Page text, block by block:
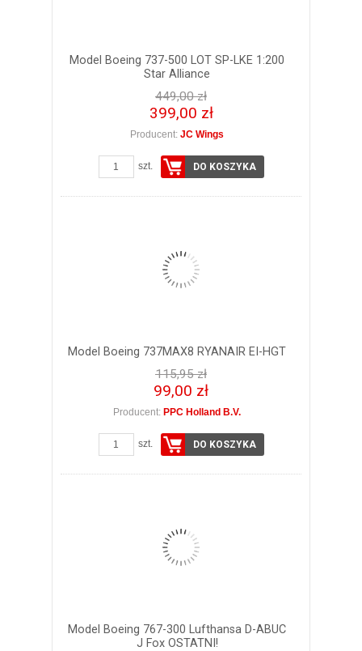
Model Boeing 737-500 LOT SP-LKE 1:200
Star Alliance
449,00 zł
399,00 zł
Producent: JC Wings
szt. DO KOSZYKA
Model Boeing 737MAX8 RYANAIR EI-HGT
115,95 zł
99,00 zł
Producent: PPC Holland B.V.
szt. DO KOSZYKA
Model Boeing 767-300 Lufthansa D-ABUC
J Fox OSTATNI!